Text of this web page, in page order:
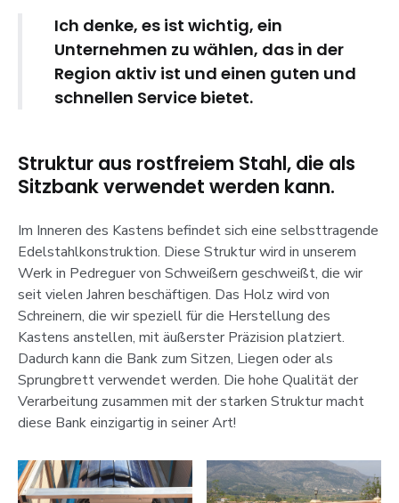
Ich denke, es ist wichtig, ein
Unternehmen zu wählen, das in der
Region aktiv ist und einen guten und
schnellen Service bietet.
Struktur aus rostfreiem Stahl, die als
Sitzbank verwendet werden kann.
Im Inneren des Kastens befindet sich eine selbsttragende
Edelstahlkonstruktion. Diese Struktur wird in unserem
Werk in Pedreguer von Schweißern geschweißt, die wir
seit vielen Jahren beschäftigen. Das Holz wird von
Schreinern, die wir speziell für die Herstellung des
Kastens anstellen, mit äußerster Präzision platziert.
Dadurch kann die Bank zum Sitzen, Liegen oder als
Sprungbrett verwendet werden. Die hohe Qualität der
Verarbeitung zusammen mit der starken Struktur macht
diese Bank einzigartig in seiner Art!